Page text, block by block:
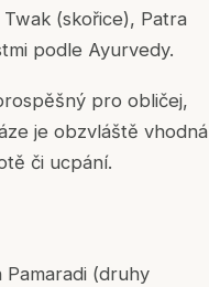
(skořice), Patra
podle Ayurvedy.
pro obličej,
je obzvláště vhodná
či ucpání.
Pamaradi (druhy